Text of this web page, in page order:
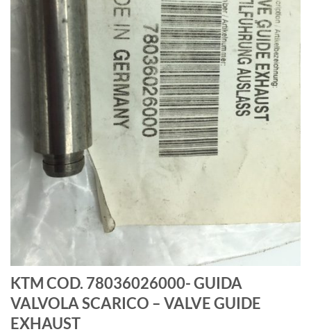
KTM COD. 78036026000- GUIDA
VALVOLA SCARICO – VALVE GUIDE
EXHAUST